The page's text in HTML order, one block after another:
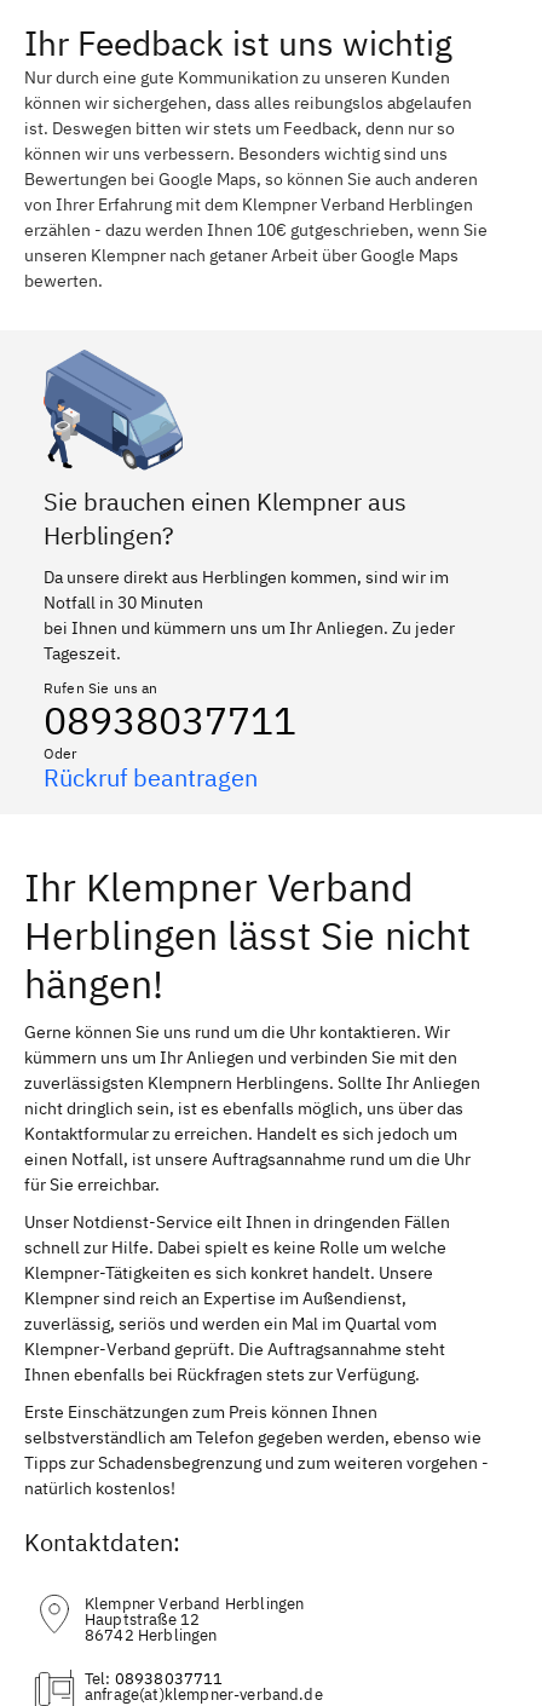
Ihr Feedback ist uns wichtig
Nur durch eine gute Kommunikation zu unseren Kunden
können wir sichergehen, dass alles reibungslos abgelaufen
ist. Deswegen bitten wir stets um Feedback, denn nur so
können wir uns verbessern. Besonders wichtig sind uns
Bewertungen bei Google Maps, so können Sie auch anderen
von Ihrer Erfahrung mit dem Klempner Verband Herblingen
erzählen - dazu werden Ihnen 10€ gutgeschrieben, wenn Sie
unseren Klempner nach getaner Arbeit über Google Maps
bewerten.
Sie brauchen einen Klempner aus
Herblingen?
Da unsere direkt aus Herblingen kommen, sind wir im
Notfall in 30 Minuten
bei Ihnen und kümmern uns um Ihr Anliegen. Zu jeder
Tageszeit.
Rufen Sie uns an
08938037711
Oder
Rückruf beantragen
Ihr Klempner Verband
Herblingen lässt Sie nicht
hängen!
Gerne können Sie uns rund um die Uhr kontaktieren. Wir
kümmern uns um Ihr Anliegen und verbinden Sie mit den
zuverlässigsten Klempnern Herblingens. Sollte Ihr Anliegen
nicht dringlich sein, ist es ebenfalls möglich, uns über das
Kontaktformular zu erreichen. Handelt es sich jedoch um
einen Notfall, ist unsere Auftragsannahme rund um die Uhr
für Sie erreichbar.
Unser Notdienst-Service eilt Ihnen in dringenden Fällen
schnell zur Hilfe. Dabei spielt es keine Rolle um welche
Klempner-Tätigkeiten es sich konkret handelt. Unsere
Klempner sind reich an Expertise im Außendienst,
zuverlässig, seriös und werden ein Mal im Quartal vom
Klempner-Verband geprüft. Die Auftragsannahme steht
Ihnen ebenfalls bei Rückfragen stets zur Verfügung.
Erste Einschätzungen zum Preis können Ihnen
selbstverständlich am Telefon gegeben werden, ebenso wie
Tipps zur Schadensbegrenzung und zum weiteren vorgehen -
natürlich kostenlos!
Kontaktdaten:
Klempner Verband Herblingen
Hauptstraße 12
86742 Herblingen
Tel: 08938037711
(at)